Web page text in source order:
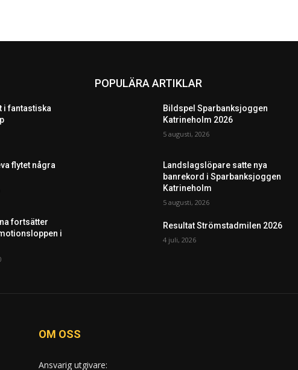
i fantastiska
flytet några
fortsätter
i
POPULÄRA ARTIKLAR
Bildspel Sparbanksjoggen
Katrineholm 2026
5 augusti, 2026
Landslagslöpare satte nya
banrekord i Sparbanksjoggen
Katrineholm
5 augusti, 2026
Resultat Strömstadmilen 2026
4 juli, 2026
OM OSS
Ansvarig utgivare: